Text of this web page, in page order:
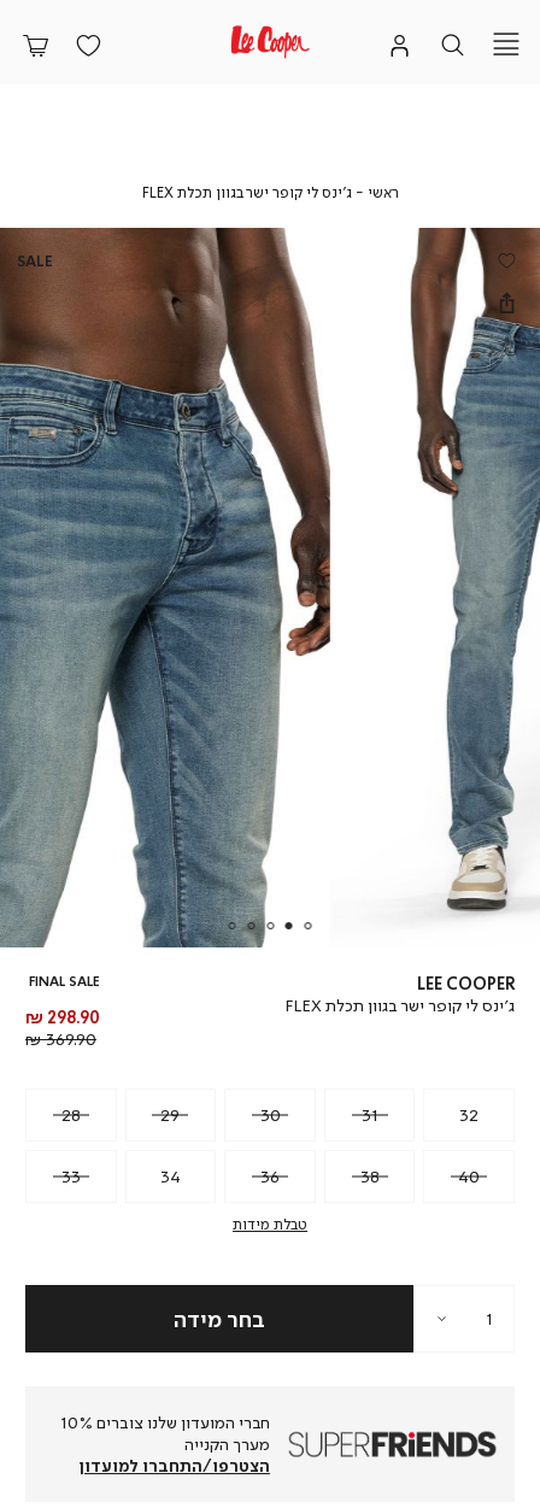
ראשי ראשי
ג’ינס לי קופר ישר בגוון תכלת FLEX
ג’ינס
קופר
LEE COOPER
ג’ינס לי קופר ישר בגוון תכלת FLEX
FINAL SALE
מחיר
מוצר
298.90 ₪
369.90 ₪
28 29 30 31 32
33 34 36 38 40
טבלת מידות
חברי המועדון שלנו צוברים 10%
מערך הקנייה
הצטרפו/התחברו למועדון
SALE